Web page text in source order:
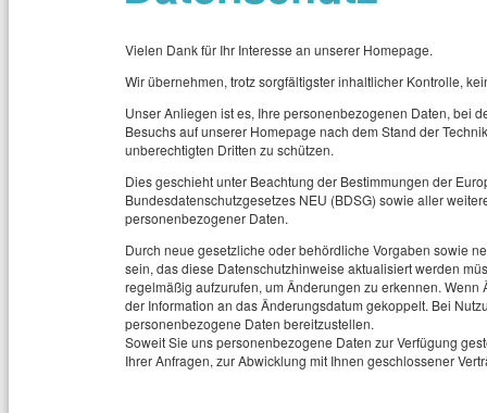
Vielen Dank für Ihr Interesse an unserer Homepage.
Wir übernehmen, trotz sorgfältigster inhaltlicher Kontrolle,
Unser Anliegen ist es, Ihre personenbezogenen Daten, bei
Besuchs auf unserer Homepage nach dem Stand der
unberechtigten Dritten zu schützen.
Dies geschieht unter Beachtung der Bestimmungen der
Bundesdatenschutzgesetzes NEU (BDSG) sowie aller
personenbezogener Daten.
Durch neue gesetzliche oder behördliche Vorgaben sowie
sein, das diese Datenschutzhinweise aktualisiert werden
regelmäßig aufzurufen, um Änderungen zu erkennen.
der Information an das Änderungsdatum gekoppelt. Bei
personenbezogene Daten bereitzustellen.
Soweit Sie uns personenbezogene Daten zur Verfügung
Ihrer Anfragen, zur Abwicklung mit Ihnen geschlossener